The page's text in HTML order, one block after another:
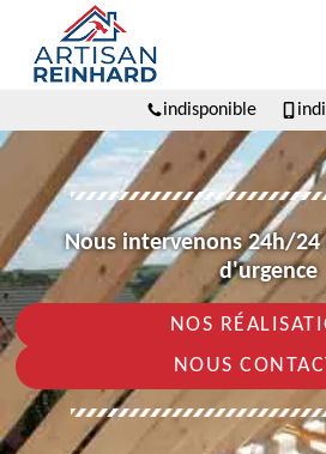
indisponible
Nous intervenons 24h/24
d'urgence
NOS
NOUS